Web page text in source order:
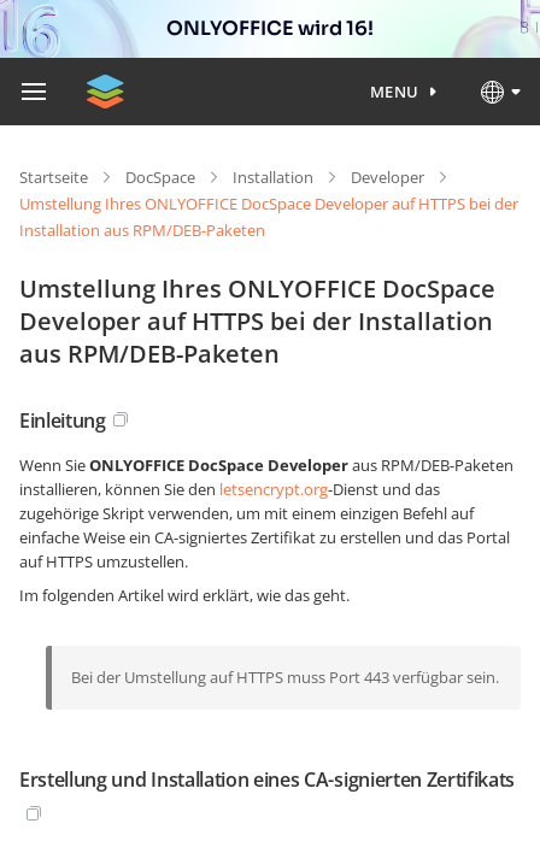
ONLYOFFICE wird 16!
MENU
Startseite DocSpace Installation
Developer
Umstellung Ihres ONLYOFFICE DocSpace Developer auf HTTPS bei der
Installation aus RPM/DEB-Paketen
Umstellung Ihres ONLYOFFICE DocSpace
Developer auf HTTPS bei der Installation
aus RPM/DEB-Paketen
Einleitung
Wenn SieONLYOFFICE DocSpace Developeraus RPM/DEB-Paketen
installieren, können Sie den letsencrypt.org-Dienst und das
zugehörige Skript verwenden, um mit einem einzigen Befehl auf
einfache Weise ein CA-signiertes Zertifikat zu erstellen und das Portal
auf HTTPS umzustellen.
Im folgenden Artikel wird erklärt, wie das geht.
Bei der Umstellung auf HTTPS muss Port 443 verfügbar sein.
Erstellung und Installation eines CA-signierten Zertifikats